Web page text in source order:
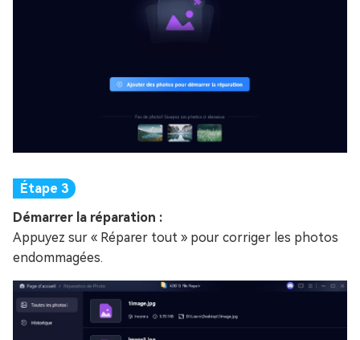
Démarrer la réparation :
Appuyez sur « Réparer tout » pour corriger les photos
endommagées.